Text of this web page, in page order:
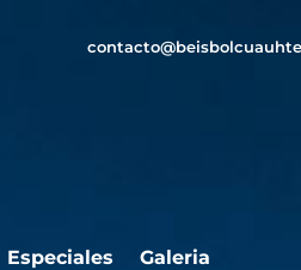
Especiales Galeria